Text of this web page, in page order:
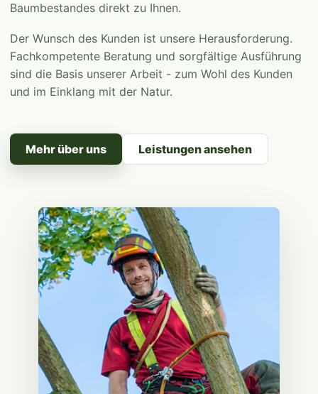
Baumbestandes direkt zu Ihnen.
Der Wunsch des Kunden ist unsere Herausforderung.
Fachkompetente Beratung und sorgfältige Ausführung
sind die Basis unserer Arbeit - zum Wohl des Kunden
und im Einklang mit der Natur.
Mehr über uns Leistungen ansehen